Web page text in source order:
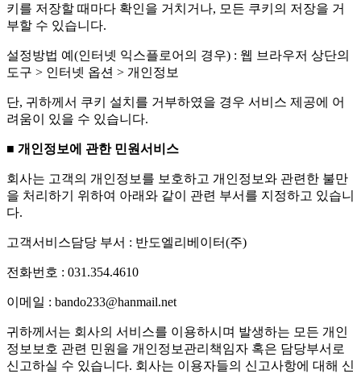
키를 저장할 때마다 확인을 거치거나, 모든 쿠키의 저장을 거
부할 수 있습니다.
설정방법 예(인터넷 익스플로어의 경우) : 웹 브라우저 상단의
도구 > 인터넷 옵션 > 개인정보
단, 귀하께서 쿠키 설치를 거부하였을 경우 서비스 제공에 어
려움이 있을 수 있습니다.
■ 개인정보에 관한 민원서비스
회사는 고객의 개인정보를 보호하고 개인정보와 관련한 불만
을 처리하기 위하여 아래와 같이 관련 부서를 지정하고 있습니
다.
고객서비스담당 부서 : 반도엘리베이터(주)
전화번호 : 031.354.4610
이메일 : bando233@hanmail.net
귀하께서는 회사의 서비스를 이용하시며 발생하는 모든 개인
정보보호 관련 민원을 개인정보관리책임자 혹은 담당부서로
신고하실 수 있습니다. 회사는 이용자들의 신고사항에 대해 신